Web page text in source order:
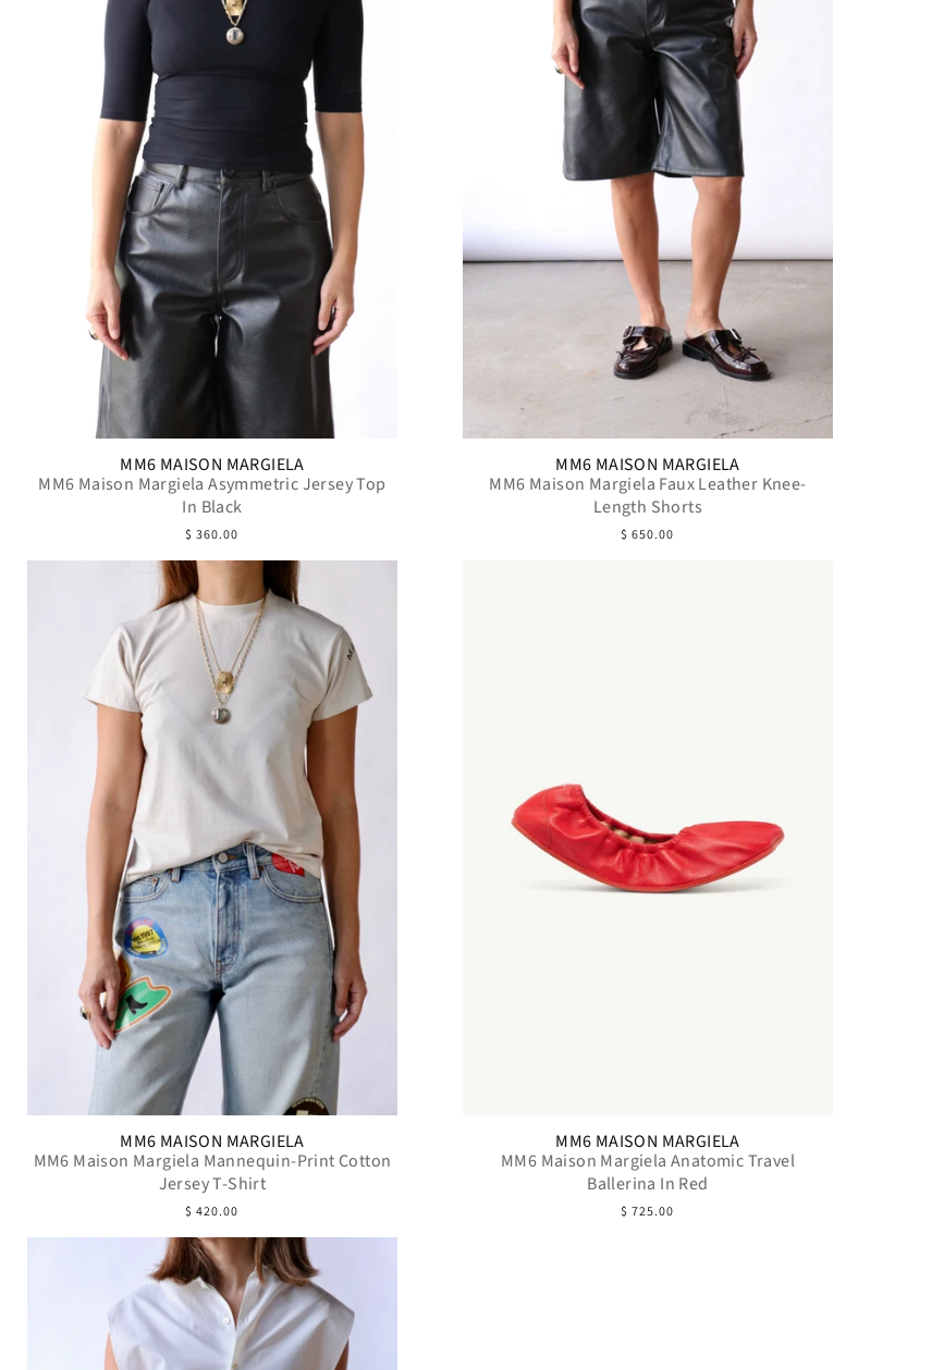
MM6 MAISON MARGIELA
MM6 Maison Margiela Asymmetric Jersey Top
In Black
$ 360.00
MM6 MAISON MARGIELA
MM6 Maison Margiela Faux Leather Knee-
Length Shorts
$ 650.00
MM6 MAISON MARGIELA
MM6 Maison Margiela Mannequin-Print Cotton
Jersey T-Shirt
$ 420.00
MM6 MAISON MARGIELA
MM6 Maison Margiela Anatomic Travel
Ballerina In Red
$ 725.00